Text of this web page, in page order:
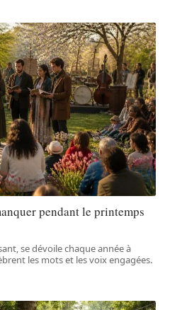
pendant le printemps
se dévoile chaque année à
les mots et les voix engagées.